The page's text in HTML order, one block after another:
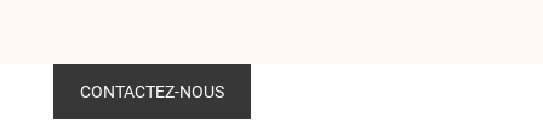
CONTACTEZ-NOUS